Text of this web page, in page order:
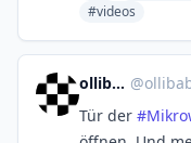
#videos
ollibaba @
Tür der #